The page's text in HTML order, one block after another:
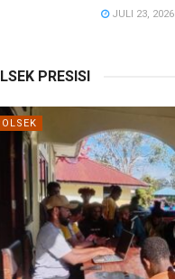
JULI 23, 2026
PRESISI